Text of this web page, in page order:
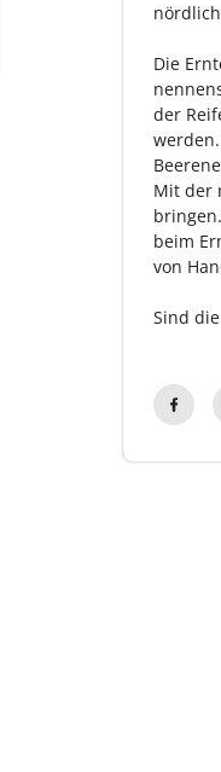
Die
der
Mit der
beim
von
Sind